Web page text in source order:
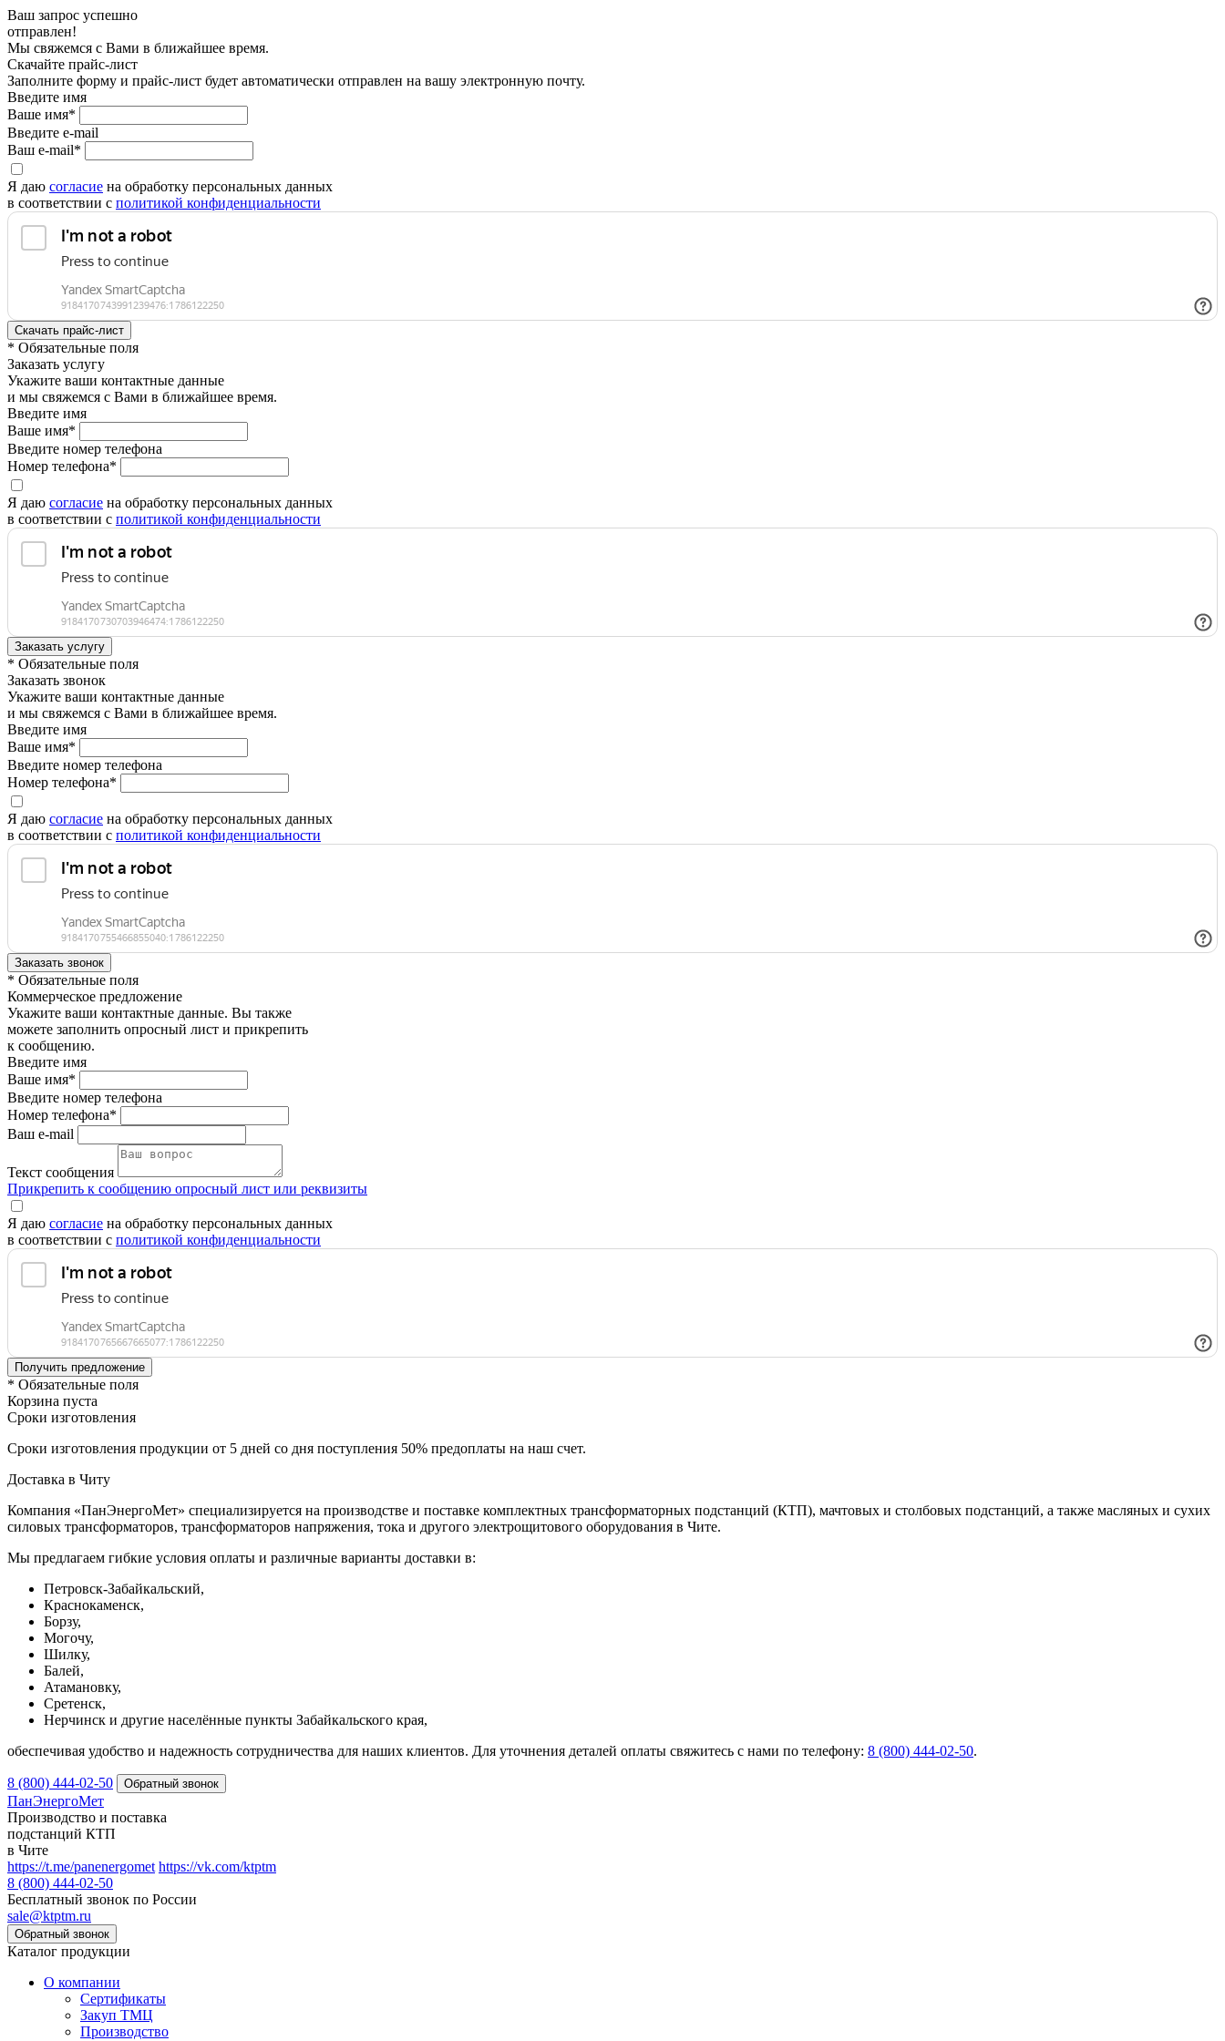
Ваш запрос успешно
отправлен!
Мы свяжемся с Вами в ближайшее время.
Скачайте прайс-лист
Заполните форму и прайс-лист будет автоматически отправлен на вашу электронную почту.
Введите имя
Ваше имя*
Введите e-mail
Ваш e-mail*
Я даю согласие на обработку персональных данных
в соответствии с политикой конфиденциальности
* Обязательные поля
Заказать услугу
Укажите ваши контактные данные
и мы свяжемся с Вами в ближайшее время.
Введите имя
Ваше имя*
Введите номер телефона
Номер телефона*
Я даю согласие на обработку персональных данных
в соответствии с политикой конфиденциальности
* Обязательные поля
Заказать звонок
Укажите ваши контактные данные
и мы свяжемся с Вами в ближайшее время.
Введите имя
Ваше имя*
Введите номер телефона
Номер телефона*
Я даю согласие на обработку персональных данных
в соответствии с политикой конфиденциальности
* Обязательные поля
Коммерческое предложение
Укажите ваши контактные данные. Вы также
можете заполнить опросный лист и прикрепить
к сообщению.
Введите имя
Ваше имя*
Введите номер телефона
Номер телефона*
Ваш e-mail
Текст сообщения
Прикрепить к сообщению опросный лист или реквизиты
Я даю согласие на обработку персональных данных
в соответствии с политикой конфиденциальности
* Обязательные поля
Корзина пуста
Сроки изготовления
Сроки изготовления продукции от 5 дней со дня поступления 50% предоплаты на наш счет.
Доставка в Читу
Компания «ПанЭнергоМет» специализируется на производстве и поставке комплектных трансформаторных подстанций (КТП), мачтовых и столбовых подстанций, а также масляных и сухих
силовых трансформаторов, трансформаторов напряжения, тока и другого электрощитового оборудования в Чите.
Мы предлагаем гибкие условия оплаты и различные варианты доставки в:
Петровск-Забайкальский,
Краснокаменск,
Борзу,
Могочу,
Шилку,
Балей,
Атамановку,
Сретенск,
Нерчинск и другие населённые пункты Забайкальского края,
обеспечивая удобство и надежность сотрудничества для наших клиентов. Для уточнения деталей оплаты свяжитесь с нами по телефону: 8 (800) 444-02-50.
8 (800) 444-02-50
ПанЭнергоМет
Производство и поставка
подстанций КТП
в Чите
https://t.me/panenergomet https://vk.com/ktptm
8 (800) 444-02-50
Бесплатный звонок по России
sale@ktptm.ru
Каталог продукции
О компании
Сертификаты
Закуп ТМЦ
Производство